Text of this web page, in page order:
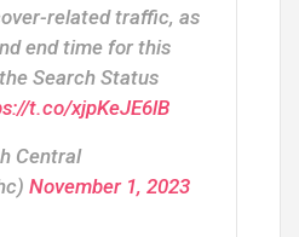
related traffic, as
end time for this
Search Status
t.co/xjpKeJE6lB
Central
November 1, 2023